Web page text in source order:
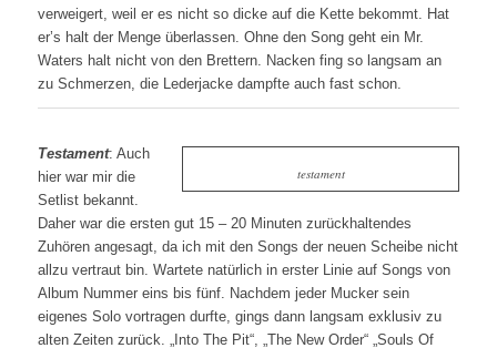
verweigert, weil er es nicht so dicke auf die Kette bekommt. Hat
er’s halt der Menge überlassen. Ohne den Song geht ein Mr.
Waters halt nicht von den Brettern. Nacken fing so langsam an
zu Schmerzen, die Lederjacke dampfte auch fast schon.
testament
Testament: Auch
hier war mir die
Setlist bekannt.
Daher war die ersten gut 15 – 20 Minuten zurückhaltendes
Zuhören angesagt, da ich mit den Songs der neuen Scheibe nicht
allzu vertraut bin. Wartete natürlich in erster Linie auf Songs von
Album Nummer eins bis fünf. Nachdem jeder Mucker sein
eigenes Solo vortragen durfte, gings dann langsam exklusiv zu
alten Zeiten zurück. „Into The Pit“, „The New Order“ „Souls Of